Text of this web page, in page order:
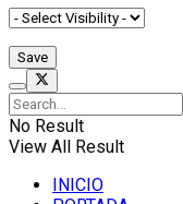
No Result
View All Result
INICIO